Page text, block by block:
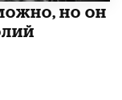
но он